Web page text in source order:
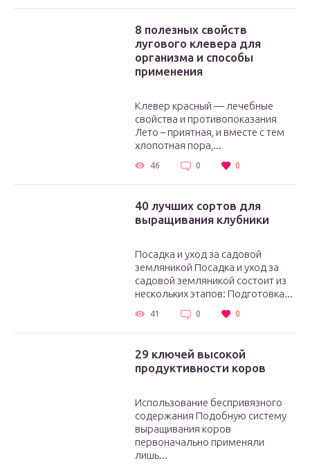
8 полезных свойств
лугового клевера для
организма и способы
применения
Клевер красный — лечебные
свойства и противопоказания
Лето – приятная, и вместе с тем
хлопотная пора,...
46 0 0
40 лучших сортов для
выращивания клубники
Посадка и уход за садовой
земляникой Посадка и уход за
садовой земляникой состоит из
нескольких этапов: Подготовка...
41 0 0
29 ключей высокой
продуктивности коров
Использование беспривязного
содержания Подобную систему
выращивания коров
первоначально применяли
лишь...